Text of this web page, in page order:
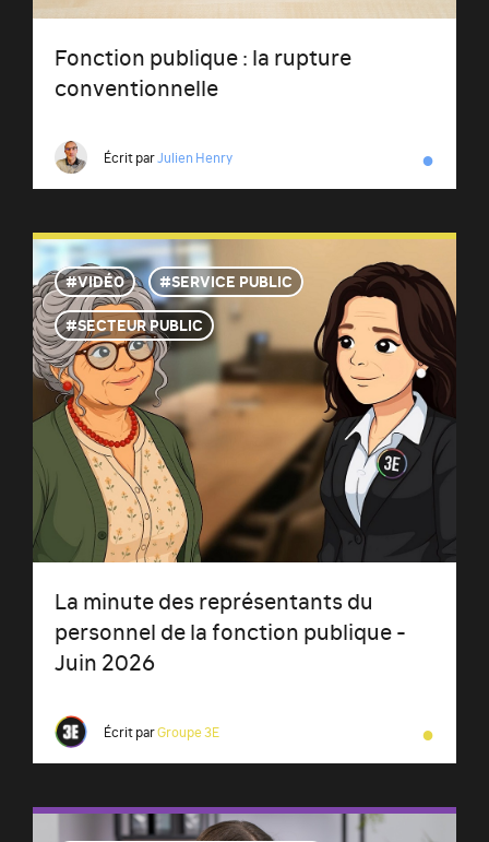
Fonction publique : la rupture
conventionnelle
Écrit parJulien Henry ●
VIDÉO
SERVICE PUBLIC
SECTEUR PUBLIC
La minute des représentants du
personnel de la fonction publique -
Juin 2026
Écrit parGroupe 3E ●